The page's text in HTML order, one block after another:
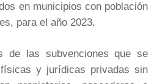
en municipios con población
para el año 2023.
de las subvenciones que se
y jurídicas privadas sin